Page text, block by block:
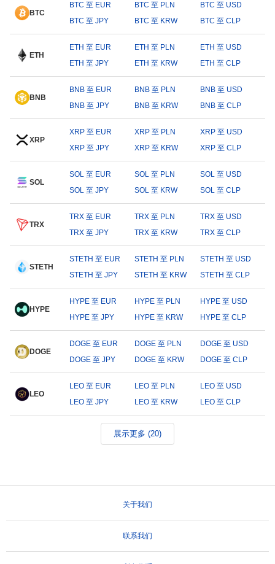
BTC
BTC 至 EUR BTC 至 PLN
BTC 至 USD
BTC 至 JPY
BTC 至 KRW BTC 至 CLP
ETH
ETH 至 EUR ETH 至 PLN
ETH 至 USD
ETH 至 JPY
ETH 至 KRW ETH 至 CLP
BNB
BNB 至 EUR BNB 至 PLN
BNB 至 USD
BNB 至 JPY
BNB 至 KRW BNB 至 CLP
XRP
XRP 至 EUR XRP 至 PLN
XRP 至 USD
XRP 至 JPY
XRP 至 KRW XRP 至 CLP
SOL
SOL 至 EUR SOL 至 PLN
SOL 至 USD
SOL 至 JPY
SOL 至 KRW SOL 至 CLP
TRX
TRX 至 EUR TRX 至 PLN
TRX 至 USD
TRX 至 JPY
TRX 至 KRW TRX 至 CLP
STETH
STETH 至 EUR STETH 至 PLN
STETH 至 USD
STETH 至 JPY
STETH 至 KRW STETH 至 CLP
HYPE
HYPE 至 EUR HYPE 至 PLN
HYPE 至 USD
HYPE 至 JPY
HYPE 至 KRW HYPE 至 CLP
DOGE
DOGE 至 EUR DOGE 至 PLN
DOGE 至 USD
DOGE 至 JPY
DOGE 至 KRW DOGE 至 CLP
LEO
LEO 至 EUR LEO 至 PLN
LEO 至 USD
LEO 至 JPY
LEO 至 KRW LEO 至 CLP
展示更多 (20)
关于我们
联系我们